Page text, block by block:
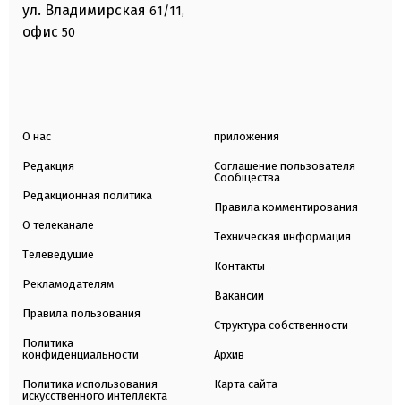
ул. Владимирская 61/11,
офис 50
О нас
Редакция
Редакционная политика
О телеканале
Телеведущие
Рекламодателям
Правила пользования
Политика
конфиденциальности
Политика использования
искусственного интеллекта
приложения
Соглашение пользователя
Сообщества
Правила комментирования
Техническая информация
Контакты
Вакансии
Структура собственности
Архив
Карта сайта